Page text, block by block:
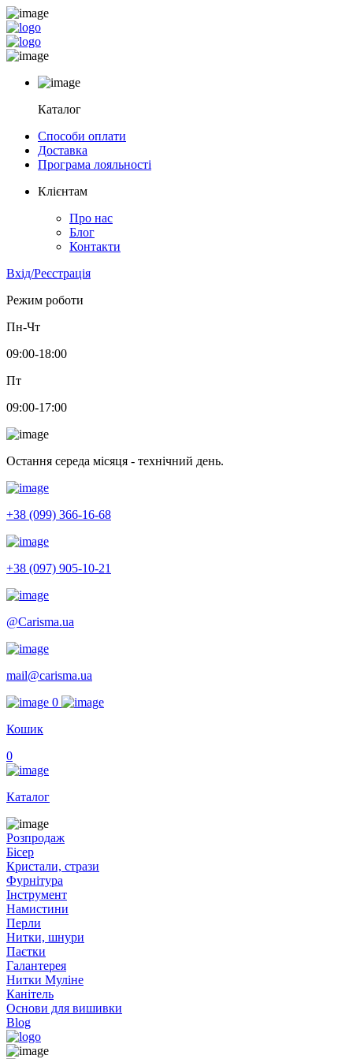
Каталог
Способи оплати
Доставка
Програма лояльності
Клієнтам
Про нас
Блог
Контакти
Вхід/Реєстрація
Режим роботи
Пн-Чт
09:00-18:00
Пт
09:00-17:00
Остання середа місяця - технічний день.
+38 (099) 366-16-68
+38 (097) 905-10-21
@Carisma.ua
mail@carisma.ua
0
Кошик
0
Каталог
Розпродаж
Бісер
Кристали, стрази
Фурнітура
Інструмент
Намистини
Перли
Нитки, шнури
Паєтки
Галантерея
Нитки Муліне
Канітель
Основи для вишивки
Blog